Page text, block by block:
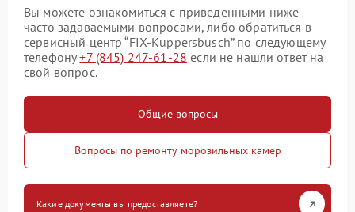
Вы можете ознакомиться с приведенными ниже
часто задаваемыми вопросами, либо обратиться в
сервисный центр “FIX-Kuppersbusch” по следующему
телефону+7 (845) 247-61-28 если не нашли ответ на
свой вопрос.
Общие вопросы
Вопросы по ремонту морозильных камер
Какие документы вы предоставляете?